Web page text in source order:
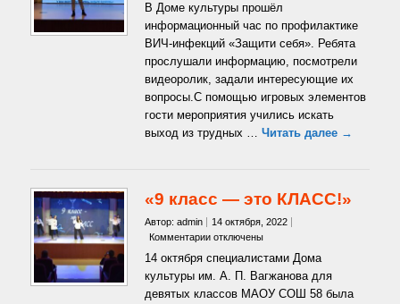
«Защити
себя»
В Доме культуры прошёл
информационный час по профилактике
ВИЧ-инфекций «Защити себя». Ребята
прослушали информацию, посмотрели
видеоролик, задали интересующие их
вопросы.С помощью игровых элементов
гости мероприятия учились искать
выход из трудных … Читать далее →
«9 класс — это КЛАСС!»
Автор: admin
14 октября, 2022
Комментариик
класс
—
отключены
14 октября специалистами Дома
культуры им. А. П. Вагжанова для
девятых классов МАОУ СОШ 58 была